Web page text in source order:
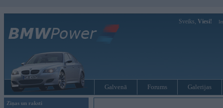
Sveiks, Viesi!
Galvenā Forums Galerijas
Ziņas un raksti